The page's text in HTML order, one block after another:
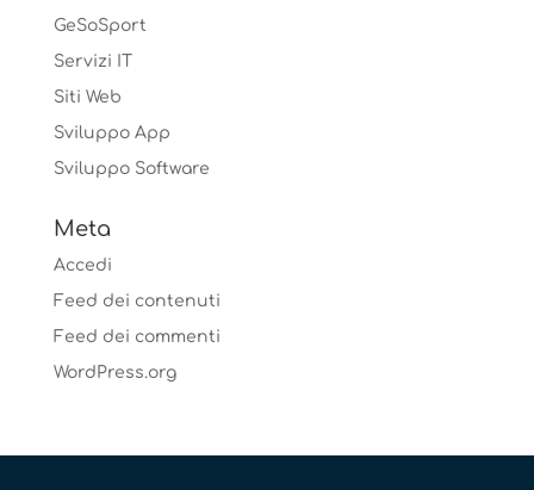
GeSoSport
Servizi IT
Siti Web
Sviluppo App
Sviluppo Software
Meta
Accedi
Feed dei contenuti
Feed dei commenti
WordPress.org